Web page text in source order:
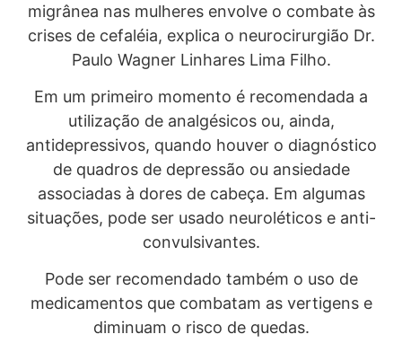
migrânea nas mulheres envolve o combate às
crises de cefaléia, explica o neurocirurgião Dr.
Paulo Wagner Linhares Lima Filho.
Em um primeiro momento é recomendada a
utilização de analgésicos ou, ainda,
antidepressivos, quando houver o diagnóstico
de quadros de depressão ou ansiedade
associadas à dores de cabeça. Em algumas
situações, pode ser usado neuroléticos e anti-
convulsivantes.
Pode ser recomendado também o uso de
medicamentos que combatam as vertigens e
diminuam o risco de quedas.